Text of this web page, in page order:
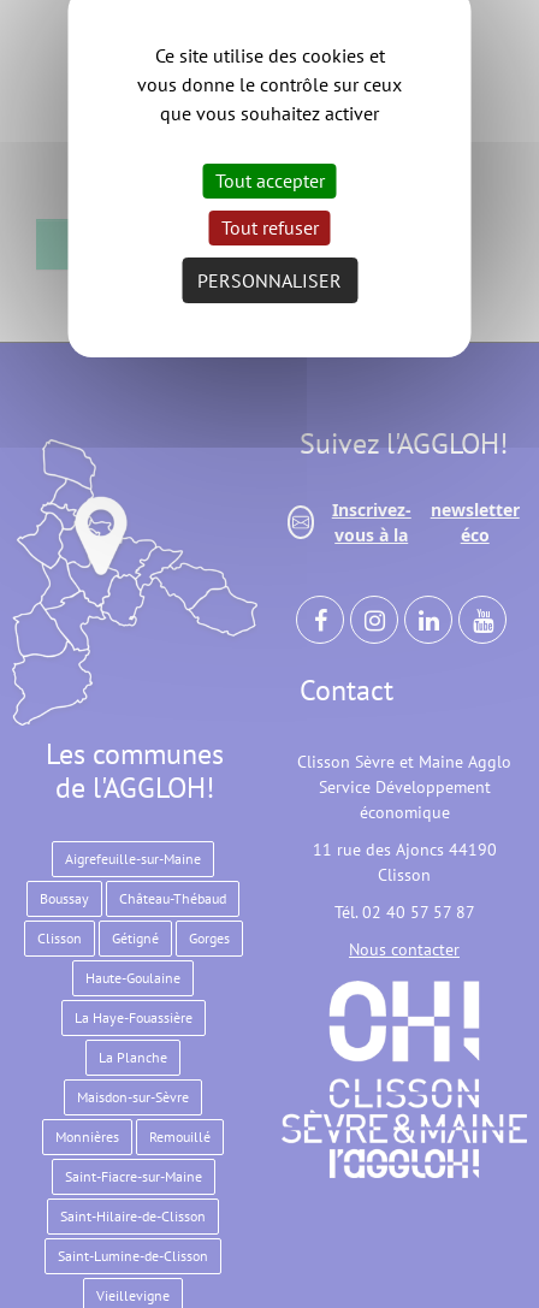
Offre foncière et immobilière
Vie des entreprises
Les communes
de l'AGGLOH!
Aigrefeuille-sur-Maine
Boussay Château-Thébaud
Clisson Gétigné Gorges
Haute-Goulaine
La Haye-Fouassière
La Planche
Maisdon-sur-Sèvre
Monnières Remouillé
Saint-Fiacre-sur-Maine
Saint-Hilaire-de-Clisson
Saint-Lumine-de-Clisson
Vieillevigne
Suivez l'AGGLOH!
Inscrivez-
vous à la
newsletter
éco
Contact
Clisson Sèvre et Maine Agglo
Service Développement
économique
11 rue des Ajoncs 44190
Clisson
Tél. 02 40 57 57 87
Nous contacter
Ce site utilise des cookies et
vous donne le contrôle sur ceux
que vous souhaitez activer
Tout accepter
Tout refuser
PERSONNALISER